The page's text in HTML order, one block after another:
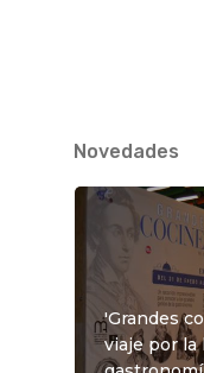
Novedades
'Grandes
viaje por la